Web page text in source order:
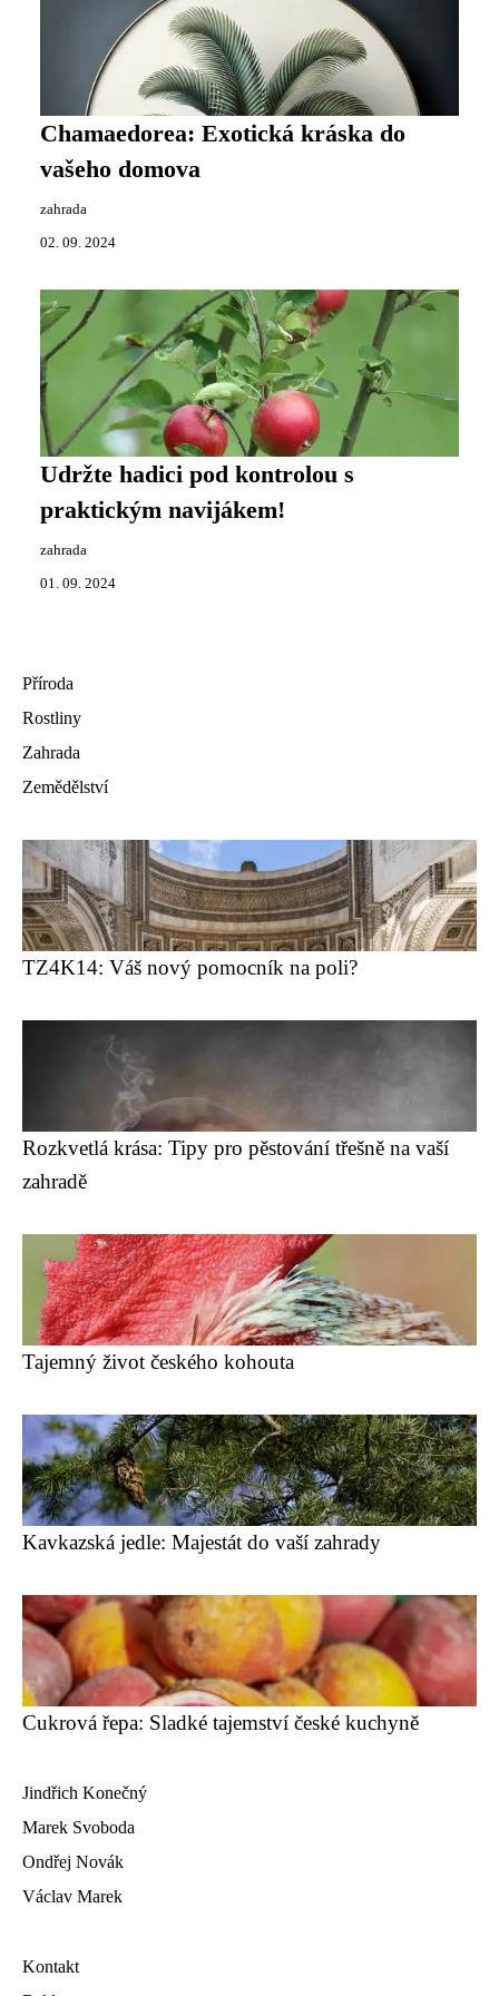
Chamaedorea: Exotická kráska do
vašeho domova
zahrada
02. 09. 2024
Udržte hadici pod kontrolou s
praktickým navijákem!
zahrada
01. 09. 2024
Příroda
Rostliny
Zahrada
Zemědělství
TZ4K14: Váš nový pomocník na poli?
Rozkvetlá krása: Tipy pro pěstování třešně na vaší
zahradě
Tajemný život českého kohouta
Kavkazská jedle: Majestát do vaší zahrady
Cukrová řepa: Sladké tajemství české kuchyně
Jindřich Konečný
Marek Svoboda
Ondřej Novák
Václav Marek
Kontakt